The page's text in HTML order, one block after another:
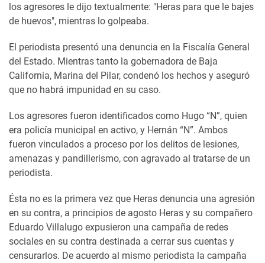
los agresores le dijo textualmente: "Heras para que le bajes
de huevos", mientras lo golpeaba.
El periodista presentó una denuncia en la Fiscalía General
del Estado. Mientras tanto la gobernadora de Baja
California, Marina del Pilar, condenó los hechos y aseguró
que no habrá impunidad en su caso.
Los agresores fueron identificados como Hugo “N”, quien
era policía municipal en activo, y Hernán “N”. Ambos
fueron vinculados a proceso por los delitos de lesiones,
amenazas y pandillerismo, con agravado al tratarse de un
periodista.
Ésta no es la primera vez que Heras denuncia una agresión
en su contra, a principios de agosto Heras y su compañero
Eduardo Villalugo expusieron una campaña de redes
sociales en su contra destinada a cerrar sus cuentas y
censurarlos. De acuerdo al mismo periodista la campaña